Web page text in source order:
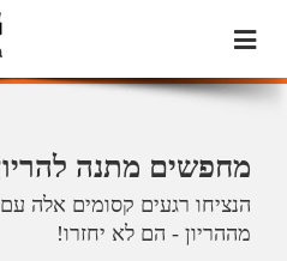
מחפשים מתנה
הנציחו רגעים קסומים אלה
מההריון - הם לא יחזרו!